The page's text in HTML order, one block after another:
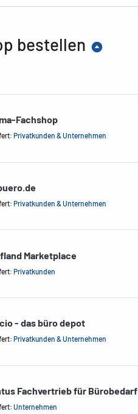
bestellen
Fachshop
Privatkunden & Unternehmen
Privatkunden & Unternehmen
Marketplace
Privatkunden
- das büro depot
Privatkunden & Unternehmen
Fachvertrieb für Bürobedarf
Unternehmen